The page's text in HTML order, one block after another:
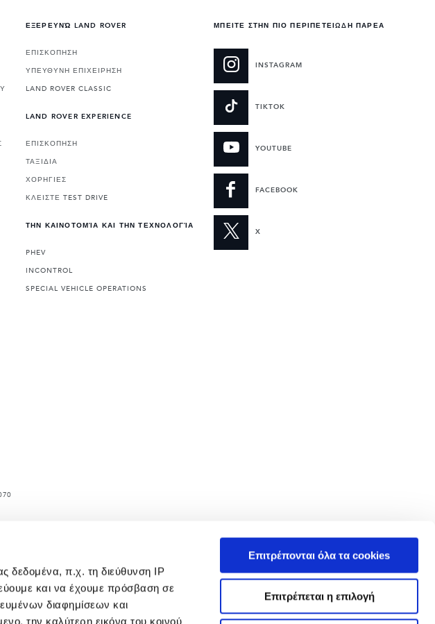
δεδομένα, π.χ. τη διεύθυνση IP
και να έχουμε πρόσβαση σε
διαφημίσεων και
την καλύτερη εικόνα του κοινού
Επιτρέπονται όλα τα cookies
Επιτρέπεται η επιλογή
ΕΞΕΡΕΥΝΏ LAND ROVER
ΕΠΙΣΚΟΠΗΣΗ
ΥΠΕΥΘΥΝΗ ΕΠΙΧΕΙΡΗΣΗ
LAND ROVER CLASSIC
LAND ROVER EXPERIENCE
ΕΠΙΣΚΟΠΗΣΗ
ΤΑΞΙΔΙΑ
ΧΟΡΗΓΙΕΣ
ΚΛΕΙΣΤΕ TEST DRIVE
ΤΗΝ ΚΑΙΝΟΤΟΜΊΑ ΚΑΙ ΤΗΝ ΤΕΧΝΟΛΟΓΊΑ
PHEV
INCONTROL
SPECIAL VEHICLE OPERATIONS
ΜΠΕΙΤΕ ΣΤΗΝ ΠΙΟ ΠΕΡΙΠΕΤΕΙΩΔΗ ΠΑΡΕΑ
INSTAGRAM
TIKTOK
YOUTUBE
FACEBOOK
X
επηρεάζουν το ωφέλιμο φορτίο. Βεβαιωθείτε ότι το Μικτό Βάρος Οχήματος και τα Μέγιστα Φορτία Άξονα δεν
στον ιστότοπο https://www.landrover.gr/ ενδέχεται να μην είναι πλέον διαθέσιμα αυτήν τη στιγμή, λόγω
της Land Rover.
οχημάτων, τη διαθεσιμότητα των επιλογών εξοπλισμού και τους χρόνους κατασκευής. Αυτή είναι μια πολύ
πλήρως τις τρέχουσες προδιαγραφές για χαρακτηριστικά, προαιρετικό εξοπλισμό, εκδόσεις και συνδυασμούς